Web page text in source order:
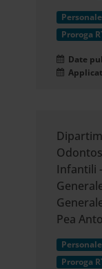
Proroga
Date
Infantili
Pea
Proroga